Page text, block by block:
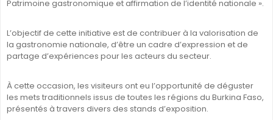
Patrimoine gastronomique et affirmation de l’identité nationale ».
L’objectif de cette initiative est de contribuer à la valorisation de
la gastronomie nationale, d’être un cadre d’expression et de
partage d’expériences pour les acteurs du secteur.
À cette occasion, les visiteurs ont eu l’opportunité de déguster
les mets traditionnels issus de toutes les régions du Burkina Faso,
présentés à travers divers des stands d’exposition.